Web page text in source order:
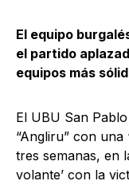
El equipo
el partido
equipos más
El UBU San
“Angliru” con una
tres semanas, en
volante’ con la